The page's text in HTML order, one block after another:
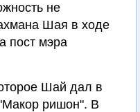
не
Шая в ходе
пост мэра
Шай дал в
ришон". В